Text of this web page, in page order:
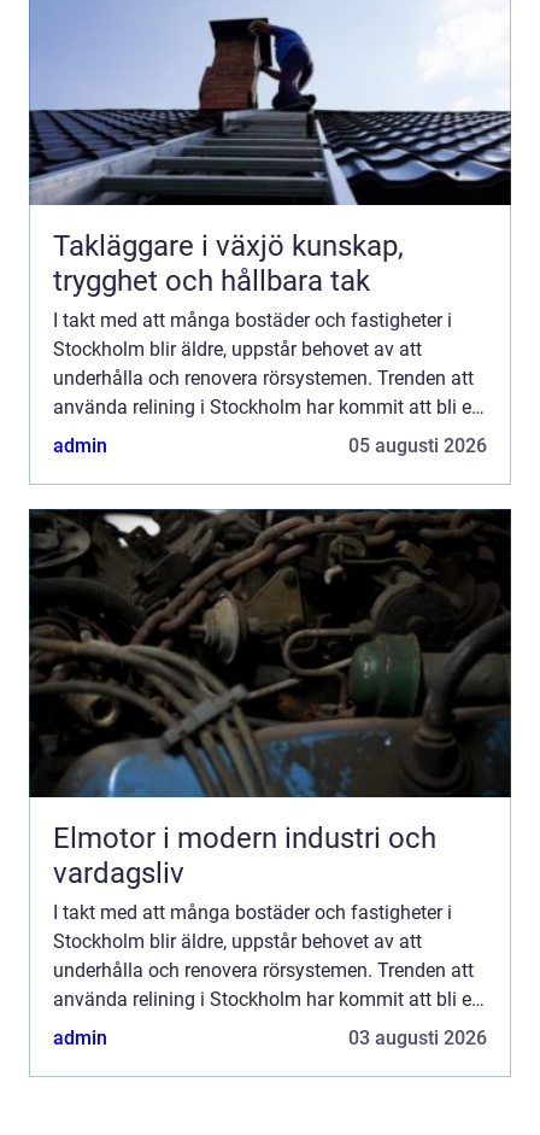
Takläggare i växjö kunskap,
trygghet och hållbara tak
I takt med att många bostäder och fastigheter i
Stockholm blir äldre, uppstår behovet av att
underhålla och renovera rörsystemen. Trenden att
använda relining i Stockholm har kommit att bli en
populär och sm...
admin 05 augusti 2026
Elmotor i modern industri och
vardagsliv
I takt med att många bostäder och fastigheter i
Stockholm blir äldre, uppstår behovet av att
underhålla och renovera rörsystemen. Trenden att
använda relining i Stockholm har kommit att bli en
populär och sm...
admin 03 augusti 2026